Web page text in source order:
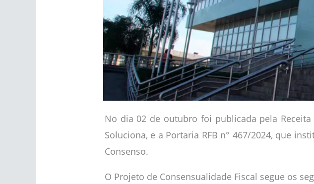
No dia 02 de outubro foi publicada pela
Soluciona, e a Portaria RFB n° 467/2024, que
Consenso.
O Projeto de Consensualidade Fiscal segue os